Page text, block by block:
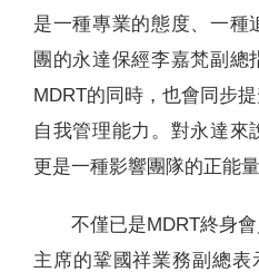
是一種專業的態度、一種
團的永達保經李嘉梵副總
MDRT的同時，也會同步
自我管理能力。對永達來
更是一種影響團隊的正能量
不僅已是MDRT終身
主席的鞏國祥業務副總表